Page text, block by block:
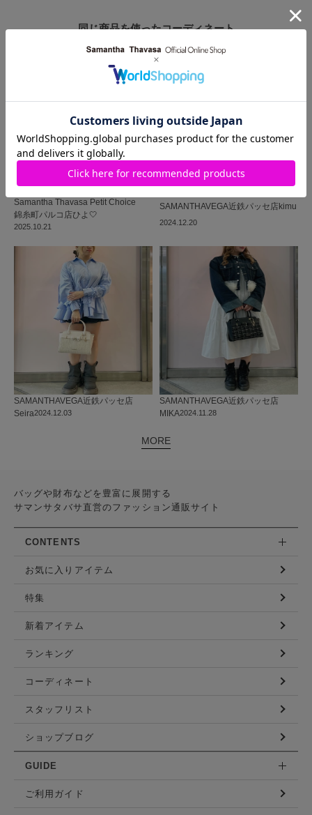
同じ商品を使ったコーディネート
2025.10.21
Samantha Thavasa Petit Choice
錦糸町パルコ店ひよ🤍
2024.12.20
SAMANTHAVEGA近鉄パッセ店kimu
2024.12.03
SAMANTHAVEGA近鉄パッセ店
Seira
2024.11.28
SAMANTHAVEGA近鉄パッセ店
MIKA
MORE
バッグや財布などを豊富に展開する
サマンサタバサ直営のファッション通販サイト
CONTENTS
お気に入りアイテム
特集
新着アイテム
ランキング
コーディネート
スタッフリスト
ショップブログ
GUIDE
ご利用ガイド